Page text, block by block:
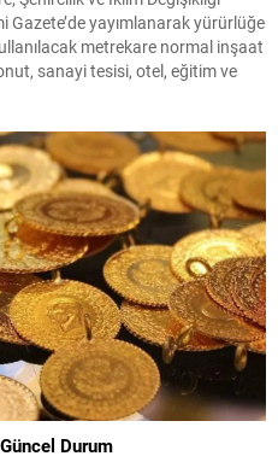
Gazete’de yayımlanarak yürürlüğe
metrekare normal inşaat
sanayi tesisi, otel, eğitim ve
Durum